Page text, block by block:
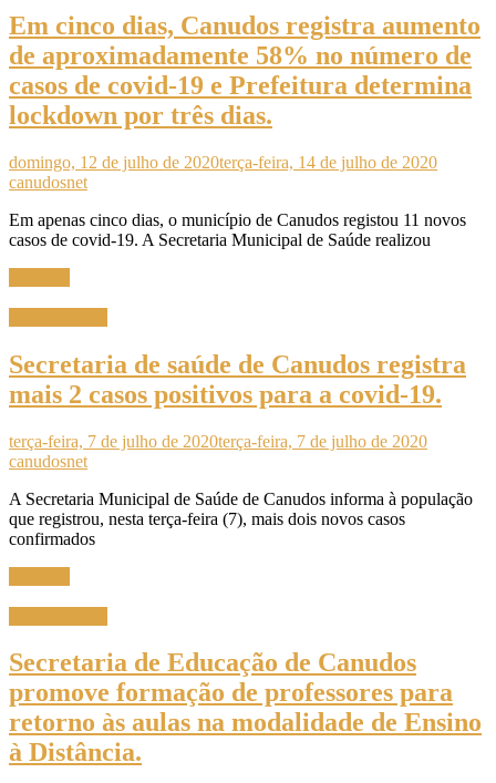
Em cinco dias, Canudos registra aumento
de aproximadamente 58% no número de
casos de covid-19 e Prefeitura determina
lockdown por três dias.
domingo, 12 de julho de 2020terça-feira, 14 de julho de 2020
canudosnet
Em apenas cinco dias, o município de Canudos registou 11 novos
casos de covid-19. A Secretaria Municipal de Saúde realizou
Secretaria de saúde de Canudos registra
mais 2 casos positivos para a covid-19.
terça-feira, 7 de julho de 2020terça-feira, 7 de julho de 2020
canudosnet
A Secretaria Municipal de Saúde de Canudos informa à população
que registrou, nesta terça-feira (7), mais dois novos casos
confirmados
Secretaria de Educação de Canudos
promove formação de professores para
retorno às aulas na modalidade de Ensino
à Distância.